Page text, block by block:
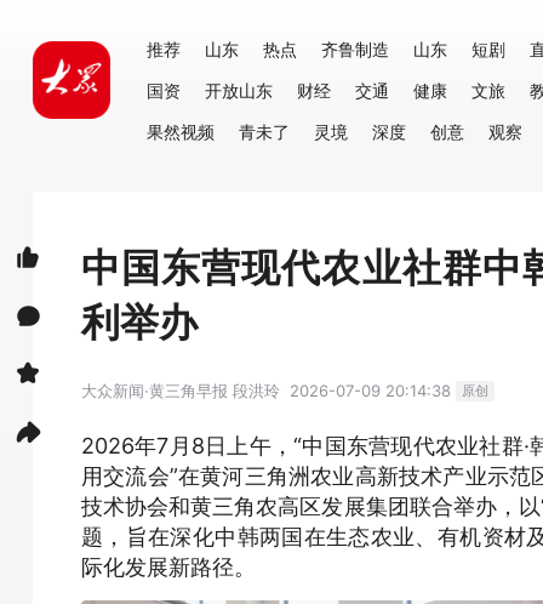
推荐 山东 热点 齐鲁制造 山东 短剧
国资
开放山东 财经 交通 健康 文旅
果然视频
青未了 灵境 深度 创意 观察
中国东营现代农业社群中
利举办
大众新闻·黄三角早报 段洪玲 2026-07-09 20:14:38 原创
2026年7月8日上午，“中国东营现代农业社群
用交流会”在黄河三角洲农业高新技术产业示
技术协会和黄三角农高区发展集团联合举办，
题，旨在深化中韩两国在生态农业、有机资材
际化发展新路径。